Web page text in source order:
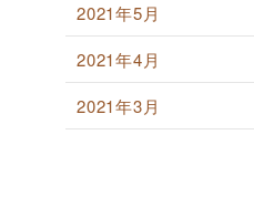
2021年5月
2021年4月
2021年3月